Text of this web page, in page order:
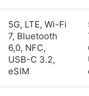
5G, LTE, Wi-Fi
7, Bluetooth
6,0, NFC,
USB-C 3.2,
eSIM